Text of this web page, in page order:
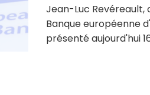
Jean-Luc
Banque européenne
présenté aujourd'hui